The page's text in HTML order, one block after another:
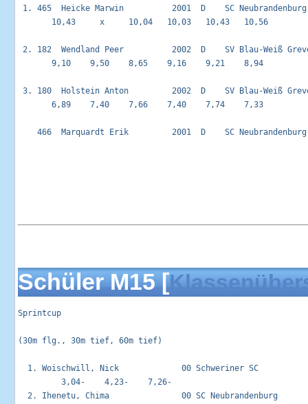
1. 465  Heicke Marwin          2001  D    SC
10,43     x     10,04   10,03
2. 182  Wendland Peer          2002  D    SV Blau-
9,10    9,50    8,65    9,16
3. 180  Holstein Anton         2002  D    SV Blau-
6,89    7,40    7,66    7,40
466  Marquardt Erik         2001  D    SC
Schüler M15 [
Sprintcup
(30m flg., 30m tief, 60m tief)
1. Woischwill, Nick             00 Schweriner SC
         3,04-    4,23-    7,26-
2. Ihenetu, Chima               00 SC Neubrandenburg